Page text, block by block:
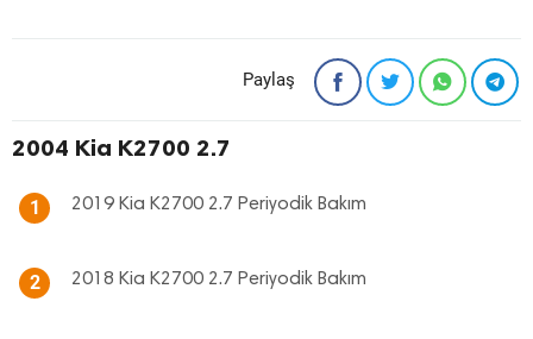
Paylaş
2004 Kia K2700 2.7
1 2019 Kia K2700 2.7 Periyodik Bakım
2 2018 Kia K2700 2.7 Periyodik Bakım